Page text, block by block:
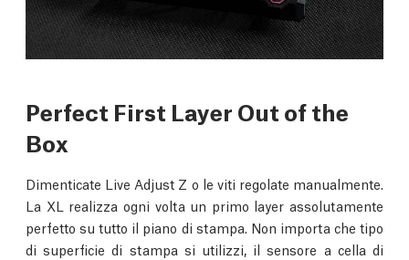
Perfect First Layer Out of the
Box
Dimenticate Live Adjust Z o le viti regolate manualmente.
La XL realizza ogni volta un primo layer assolutamente
perfetto su tutto il piano di stampa. Non importa che tipo
di superficie di stampa si utilizzi, il sensore a cella di